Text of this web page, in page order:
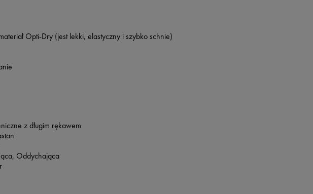
Opti-Dry (jest lekki, elastyczny i szybko schnie)
z długim rękawem
Oddychająca